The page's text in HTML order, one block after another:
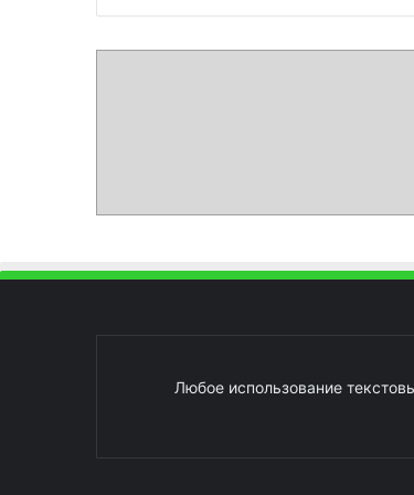
Любое использование